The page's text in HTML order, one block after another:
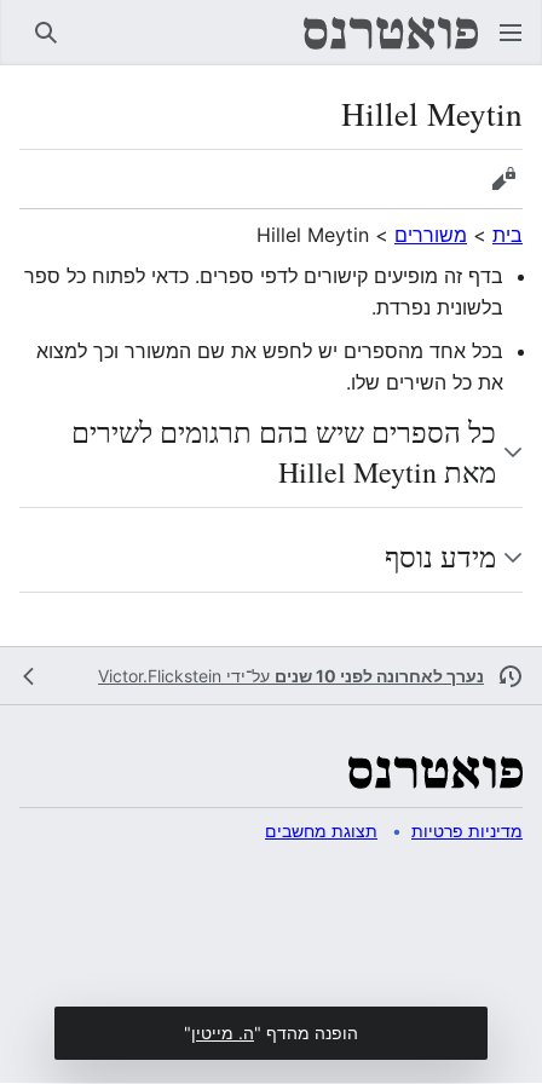
Hillel Meytin
הצגת מקור
בית > משוררים >
Hillel Meytin
בדף זה מופיעים קישורים לדפי ספרים. כדאי לפתוח כל ספר
בלשונית נפרדת.
בכל אחד מהספרים יש לחפש את שם המשורר וכך למצוא
את כל השירים שלו.
כל הספרים שיש בהם תרגומים לשירים
מאת Hillel Meytin
מידע נוסף
נערך לאחרונה לפני 10 שנים על־ידי Victor.Flickstein
מדיניות פרטיות תצוגת מחשבים
הופנה מהדף "ה. מייטין"